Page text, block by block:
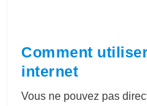
Comment
internet
Vous ne pouvez pas